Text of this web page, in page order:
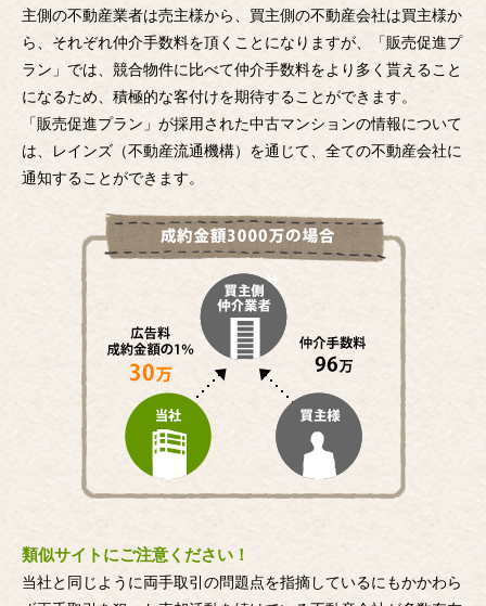
主側の不動産業者は売主様から、買主側の不動産会社は買主様か
ら、それぞれ仲介手数料を頂くことになりますが、「販売促進プ
ラン」では、競合物件に比べて仲介手数料をより多く貰えること
になるため、積極的な客付けを期待することができます。
「販売促進プラン」が採用された中古マンションの情報について
は、レインズ（不動産流通機構）を通じて、全ての不動産会社に
通知することができます。
類似サイトにご注意ください！
当社と同じように両手取引の問題点を指摘しているにもかかわら